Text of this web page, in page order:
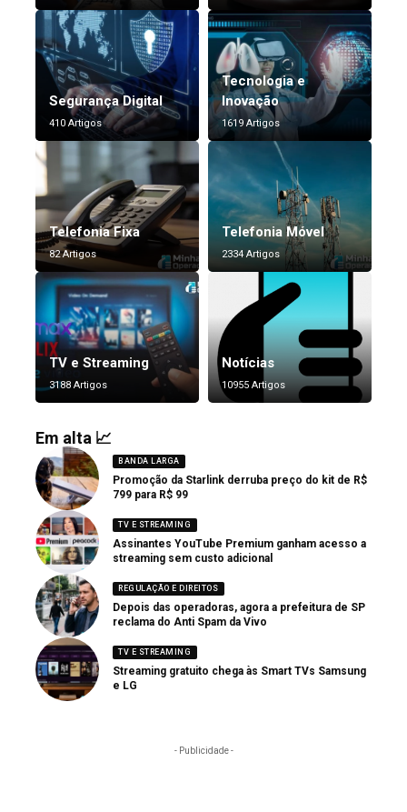
Segurança Digital
410 Artigos
Tecnologia e
Inovação
1619 Artigos
Telefonia Fixa
82 Artigos
Telefonia Móvel
2334 Artigos
TV e Streaming
3188 Artigos
Notícias
10955 Artigos
Em alta 📈
BANDA LARGA
Promoção da Starlink derruba preço do kit de R$
799 para R$ 99
TV E STREAMING
Assinantes YouTube Premium ganham acesso a
streaming sem custo adicional
REGULAÇÃO E DIREITOS
Depois das operadoras, agora a prefeitura de SP
reclama do Anti Spam da Vivo
TV E STREAMING
Streaming gratuito chega às Smart TVs Samsung
e LG
- Publicidade -